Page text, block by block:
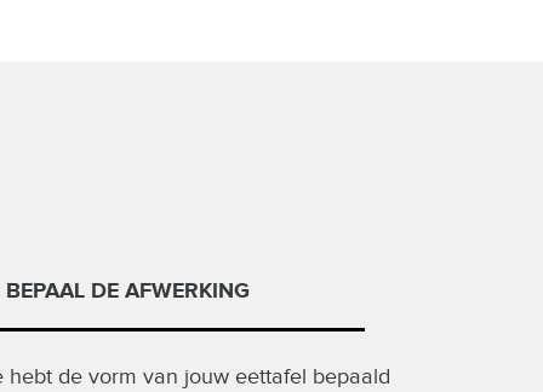
DE AFWERKING
hebt de vorm van jouw eettafel bepaald